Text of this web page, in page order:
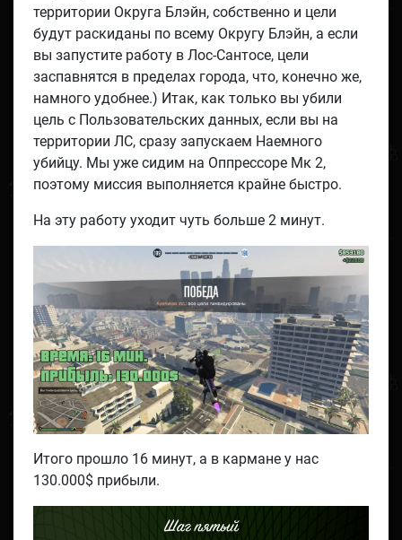
территории Округа Блэйн, собственно и цели
будут раскиданы по всему Округу Блэйн, а если
вы запустите работу в Лос-Сантосе, цели
заспавнятся в пределах города, что, конечно же,
намного удобнее.) Итак, как только вы убили
цель с Пользовательских данных, если вы на
территории ЛС, сразу запускаем Наемного
убийцу. Мы уже сидим на Оппрессоре Мк 2,
поэтому миссия выполняется крайне быстро.
На эту работу уходит чуть больше 2 минут.
Итого прошло 16 минут, а в кармане у нас
130.000$ прибыли.
Шаг пятый